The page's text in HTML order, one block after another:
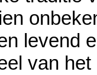
levend
van